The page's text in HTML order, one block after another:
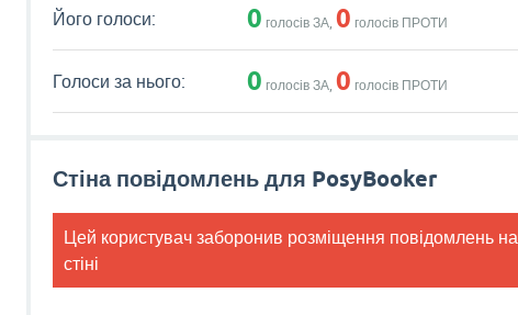
Його голоси: 0 голосів ЗА,0 голосів ПРОТИ
Голоси за нього: 0 голосів ЗА,0 голосів ПРОТИ
Стіна повідомлень для PosyBooker
Цей користувач заборонив розміщення повідомлень на
стіні